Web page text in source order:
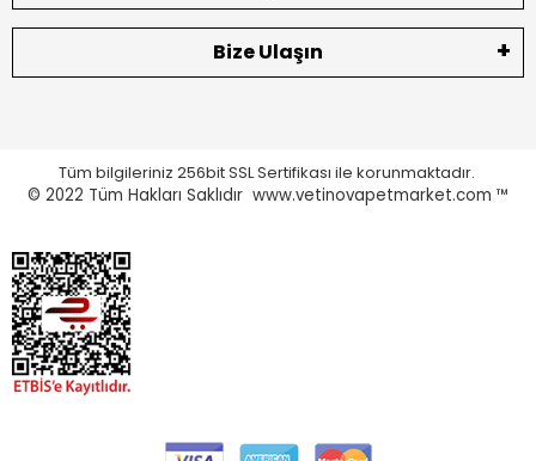
Bize Ulaşın
Tüm bilgileriniz 256bit SSL Sertifikası ile korunmaktadır.
© 2022 Tüm Hakları Saklıdır www.vetinovapetmarket.com ™